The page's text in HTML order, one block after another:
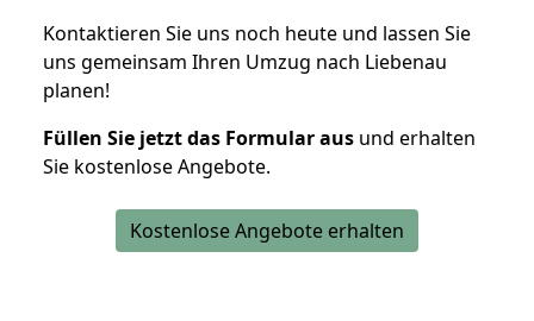
Kontaktieren Sie uns noch heute und lassen Sie
uns gemeinsam Ihren Umzug nach Liebenau
planen!
Füllen Sie jetzt das Formular aus und erhalten
Sie kostenlose Angebote.
Kostenlose Angebote erhalten